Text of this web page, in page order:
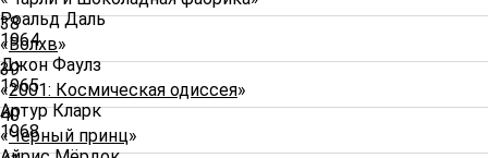
Роальд Даль
1964
38
«Волхв»
Джон Фаулз
1965
39
«2001: Космическая одиссея»
Артур Кларк
1968
40
«Черный принц»